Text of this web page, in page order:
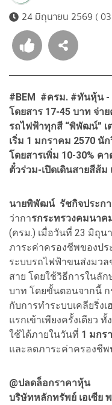
24 มิถุนายน 2569 (
#BEM #ครม. #ทันหุ้น -
โดยสาร 17-45 บาท จ่า
รถไฟฟ้าทุกสี “พิพัฒน์”
เริ่ม 1 มกราคม 2570 นั
โดยสารเพิ่ม 10-30% ค
ตั๋วร่วม-เปิดเดินสายสีส้
นายพิพัฒน์ รัชกิจประก
ว่าการกระทรวงคมนาค
(ครม.) เมื่อวันที่ 23 มิถุ
ภาระค่าครองชีพของป
ระบบรถไฟฟ้าขนส่งมว
สาย โดยใช้วิธีการในลั
บาท โดยขั้นตอนจากนี้ ก
กับการทำระบบเคลียริ่งเ
แรกเข้าเพียงครั้งเดียว
ใช้ได้ภายในวันที่ 1 มกร
และลดภาระค่าครองชี
@ปลดล็อกราคาหุ้น
บริษัทหลักทรัพย์ เอเซีย